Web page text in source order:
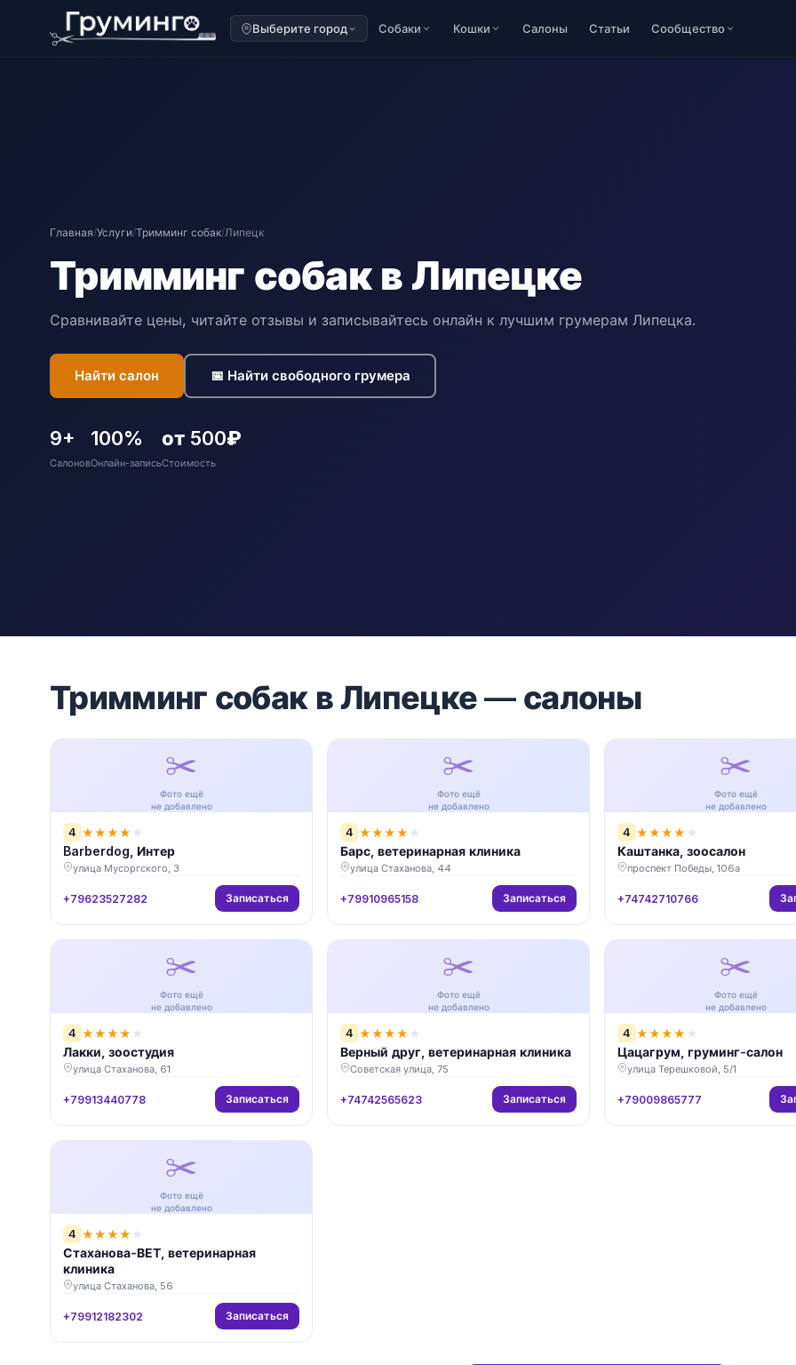
Выберите город Собаки Кошки Салоны Статьи Сообщество
Главная/Услуги/Тримминг собак/Липецк
Тримминг собак в Липецке
Сравнивайте цены, читайте отзывы и записывайтесь онлайн к лучшим грумерам Липецка.
Найти салон 📅 Найти свободного грумера
9+
Салонов
100%
Онлайн-запись
от 500₽
Стоимость
Тримминг собак в Липецке — салоны
✂️
Фото ещё
не добавлено
4 ★★★★ ★
Barberdog, Интер
улица Мусоргского, 3
+79623527282 Записаться
✂️
Фото ещё
не добавлено
4 ★★★★ ★
Барс, ветеринарная клиника
улица Стаханова, 44
+79910965158 Записаться
✂️
Фото ещё
не добавлено
4 ★★★★ ★
Каштанка, зоосалон
проспект Победы, 106а
+74742710766
✂️
Фото ещё
не добавлено
4 ★★★★ ★
Лакки, зоостудия
улица Стаханова, 61
+79913440778 Записаться
✂️
Фото ещё
не добавлено
4 ★★★★ ★
Верный друг, ветеринарная клиника
Советская улица, 75
+74742565623 Записаться
✂️
Фото ещё
не добавлено
4 ★★★★ ★
Цацагрум, груминг-салон
улица Терешковой, 5/1
+79009865777
✂️
Фото ещё
не добавлено
4 ★★★★ ★
Стаханова-ВЕТ, ветеринарная
клиника
улица Стаханова, 56
+79912182302 Записаться